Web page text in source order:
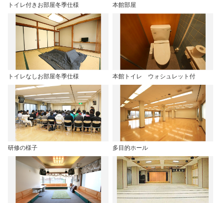
トイレ付きお部屋冬季仕様 本館部屋
トイレなしお部屋冬季仕様 本館トイレ ウォシュレット付
研修の様子 多目的ホール